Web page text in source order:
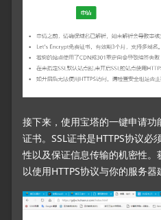
接下来，使用宝塔的一键申请
证书。SSL证书是HTTPS协议必
性以及保证信息传输的机密性。
以使用HTTPS协议与你的服务器